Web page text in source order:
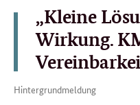
„Kleine
Wirkung.
Hintergrundmeldung